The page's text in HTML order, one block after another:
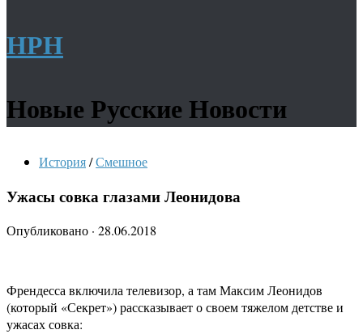
НРН
Новые Русские Новости
История/Смешное
Ужасы совка глазами Леонидова
Опубликовано · 28.06.2018
Френдесса включила телевизор, а там Максим Леонидов
(который «Секрет») рассказывает о своем тяжелом детстве и
ужасах совка: